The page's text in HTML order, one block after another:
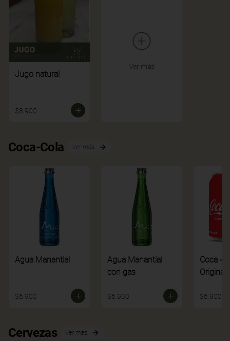
Jugo natural
$8.900
Ver más
Coca-Cola Ver más
Agua Manantial
$6.900
Agua Manantial
con gas
$6.900
Coca -
Original
$6.900
Cervezas Ver más